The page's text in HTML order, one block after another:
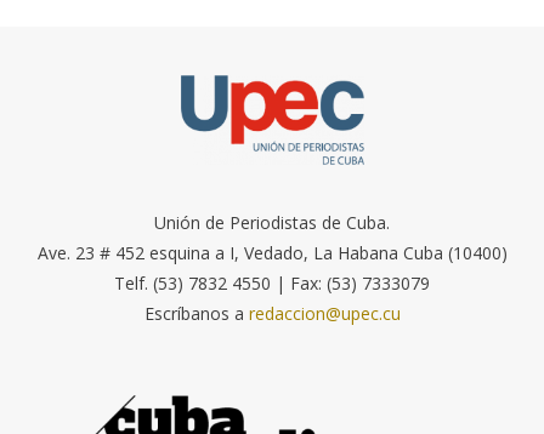
Unión de Periodistas de Cuba.
Ave. 23 # 452 esquina a I, Vedado, La Habana Cuba (10400)
Telf. (53) 7832 4550 | Fax: (53) 7333079
Escríbanos a redaccion@upec.cu